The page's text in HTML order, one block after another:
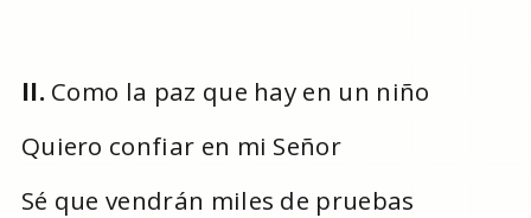
II. Como la paz que hay en un niño
Quiero confiar en mi Señor
Sé que vendrán miles de pruebas